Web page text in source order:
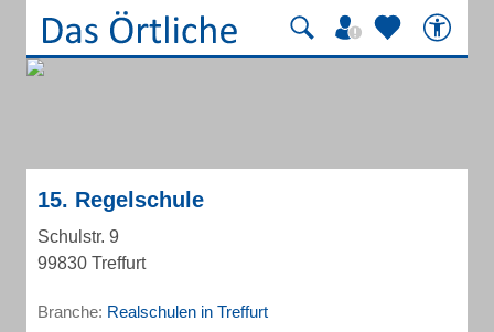
15. Regelschule
Schulstr. 9
99830 Treffurt
Branche: Realschulen in Treffurt